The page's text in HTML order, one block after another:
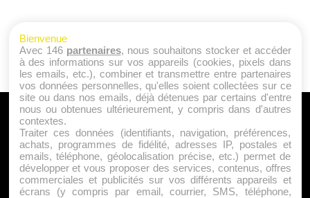
A PROPOS
Qui sommes nous ?
Mentions Légales
Publicité
Politique de Cookies
Bienvenue
Avec 146 partenaires, nous souhaitons stocker et accéder
à des informations sur vos appareils (cookies, pixels dans
les emails, etc.), combiner et transmettre entre partenaires
vos données personnelles, qu'elles soient collectées sur ce
site ou dans nos emails, déjà détenues par certains d'entre
nous ou obtenues ultérieurement, y compris dans d'autres
contextes.
Traiter ces données (identifiants, navigation, préférences,
achats, programmes de fidélité, adresses IP, postales et
emails, téléphone, géolocalisation précise, etc.) permet de
développer et vous proposer des services, contenus, offres
commerciales et publicités sur vos différents appareils et
écrans (y compris par email, courrier, SMS, téléphone,